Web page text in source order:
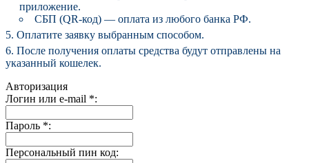
приложение.
СБП (QR-код) — оплата из любого банка РФ.
Оплатите заявку выбранным способом.
После получения оплаты средства будут отправлены на
указанный кошелек.
Авторизация
Логин или e-mail *:
Пароль *:
Персональный пин код: